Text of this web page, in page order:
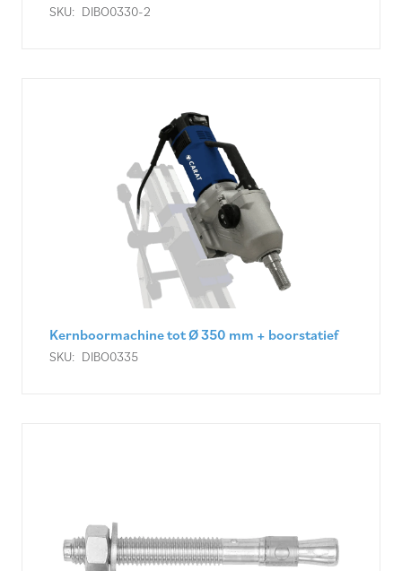
SKU: DIBO0330-2
Kernboormachine tot Ø 350 mm + boorstatief
SKU: DIBO0335